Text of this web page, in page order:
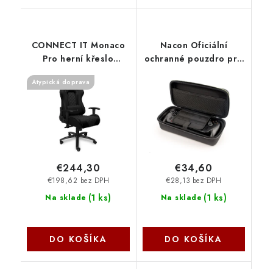
CONNECT IT Monaco
Pro herní křeslo
látkové, černé CGC-
1200-BK Connect IT
Atypická doprava
Na sklade (1 ks)
€198,62 bez DPH
€244,30
DO KOŠÍKA
Nacon Oficiální
ochranné pouzdro pro
XBXROGPOUCHXL
Na sklade (1 ks)
€28,13 bez DPH
€34,60
DO KOŠÍKA